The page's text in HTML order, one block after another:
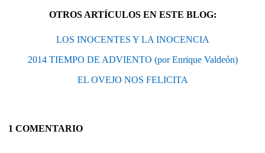
OTROS ARTÍCULOS EN ESTE BLOG:
LOS INOCENTES Y LA INOCENCIA
2014 TIEMPO DE ADVIENTO (por Enrique Valdeón)
EL OVEJO NOS FELICITA
1 COMENTARIO